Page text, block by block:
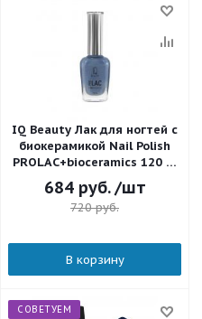
IQ Beauty Лак для ногтей с
биокерамикой Nail Polish
PROLAC+bioceramics 120 It
never rain every day 12,5 мл.
684руб. /шт
720руб.
В корзину
СОВЕТУЕМ